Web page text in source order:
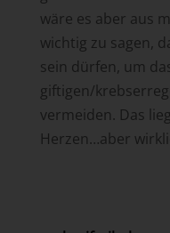
wäre es aber aus
wichtig zu sagen,
sein dürfen, um
giftigen/
vermeiden. Das
Herzen…aber